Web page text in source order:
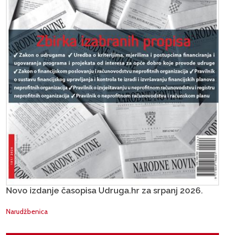
Novo izdanje časopisa Udruga.hr za srpanj 2026.
Narudžbenica